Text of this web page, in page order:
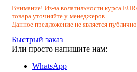
Внимание! Из-за волатильности курса
товара уточняйте у менеджеров.
Данное предложение не является
Быстрый заказ
Или просто напишите нам:
WhatsApp